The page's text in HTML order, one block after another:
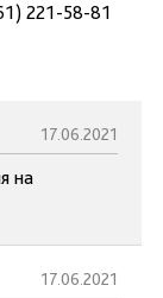
221-58-81
17.06.2021
на
17.06.2021